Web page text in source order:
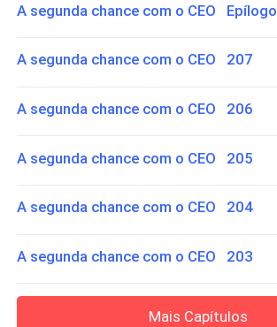
A segunda chance com o CEO Epílogo
A segunda chance com o CEO 207
A segunda chance com o CEO 206
A segunda chance com o CEO 205
A segunda chance com o CEO 204
A segunda chance com o CEO 203
Mais Capítulos